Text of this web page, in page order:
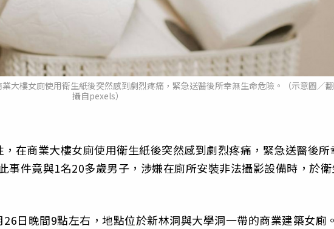
大樓女廁使用衛生紙後突然感到劇烈疼痛，緊急送醫後所幸無生命危險。（示意圖／翻
攝自pexels）
在商業大樓女廁使用衛生紙後突然感到劇烈疼痛，緊急送醫後所
事件竟與1名20多歲男子，涉嫌在廁所安裝非法攝影設備時，於
日晚間9點左右，地點位於新林洞與大學洞一帶的商業建築女廁